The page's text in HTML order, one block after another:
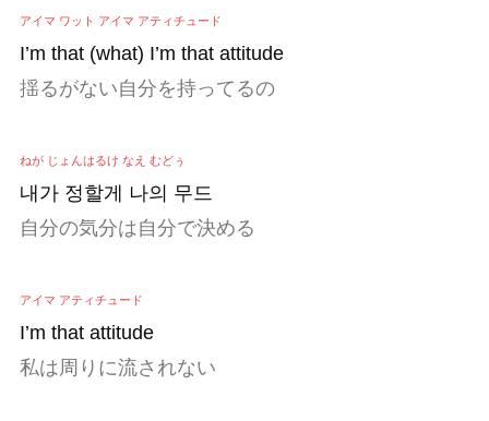
アイマ ワット アイマ アティチュード
I’m that (what) I’m that attitude
揺るがない自分を持ってるの
ねが じょんはるけ なえ むどぅ
내가 정할게 나의 무드
自分の気分は自分で決める
アイマ アティチュード
I’m that attitude
私は周りに流されない